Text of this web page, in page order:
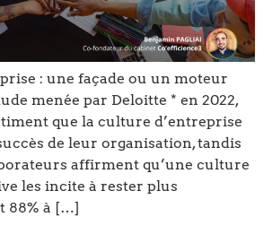
: une façade ou un moteur
menée par Deloitte * en 2022,
que la culture d’entreprise
de leur organisation, tandis
affirment qu’une culture
les incite à rester plus
88% à […]